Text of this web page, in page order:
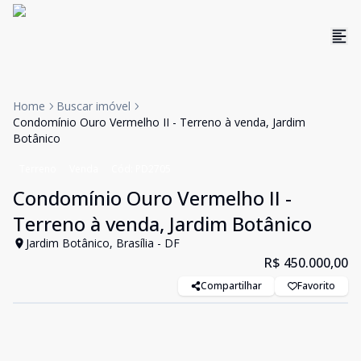
Home
Buscar imóvel
Condomínio Ouro Vermelho II - Terreno à venda, Jardim
Botânico
Condomínio Ouro Vermelho II -
Terreno à venda, Jardim Botânico
Jardim Botânico, Brasília - DF
R$ 450.000,00
Compartilhar Favorito